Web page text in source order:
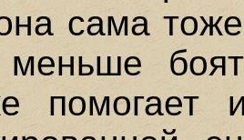
сама
помогает